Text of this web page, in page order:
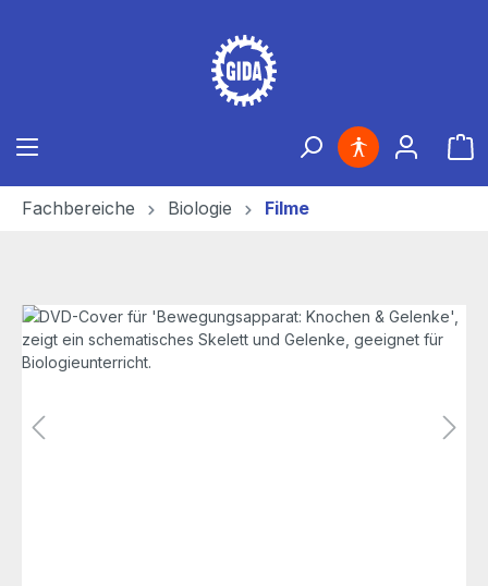
Fachbereiche Biologie Filme
Bildergalerie überspringen